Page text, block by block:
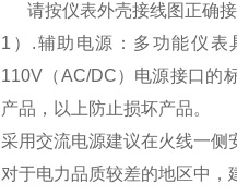
请按仪表外壳接线图正确接
1 ） .辅助电源：多功能仪表
110V （AC/DC）电源接口的
产品，以上防止损坏产品。
采用交流电源建议在火线一侧
对于电力品质较差的地区中，